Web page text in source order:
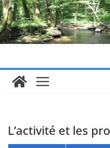
Passer
au
contenu
L’activité et les